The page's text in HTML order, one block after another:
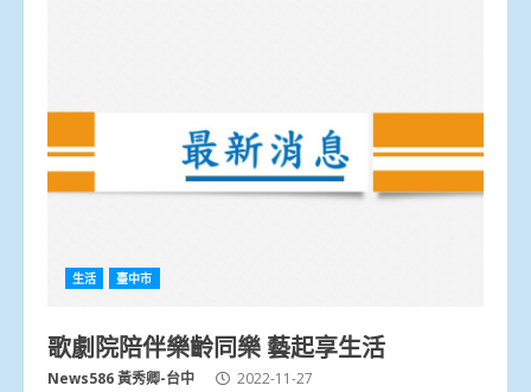
生活 臺中市
歌劇院陪伴樂齡同樂 藝起享生活
News586 黃秀卿-台中 2022-11-27